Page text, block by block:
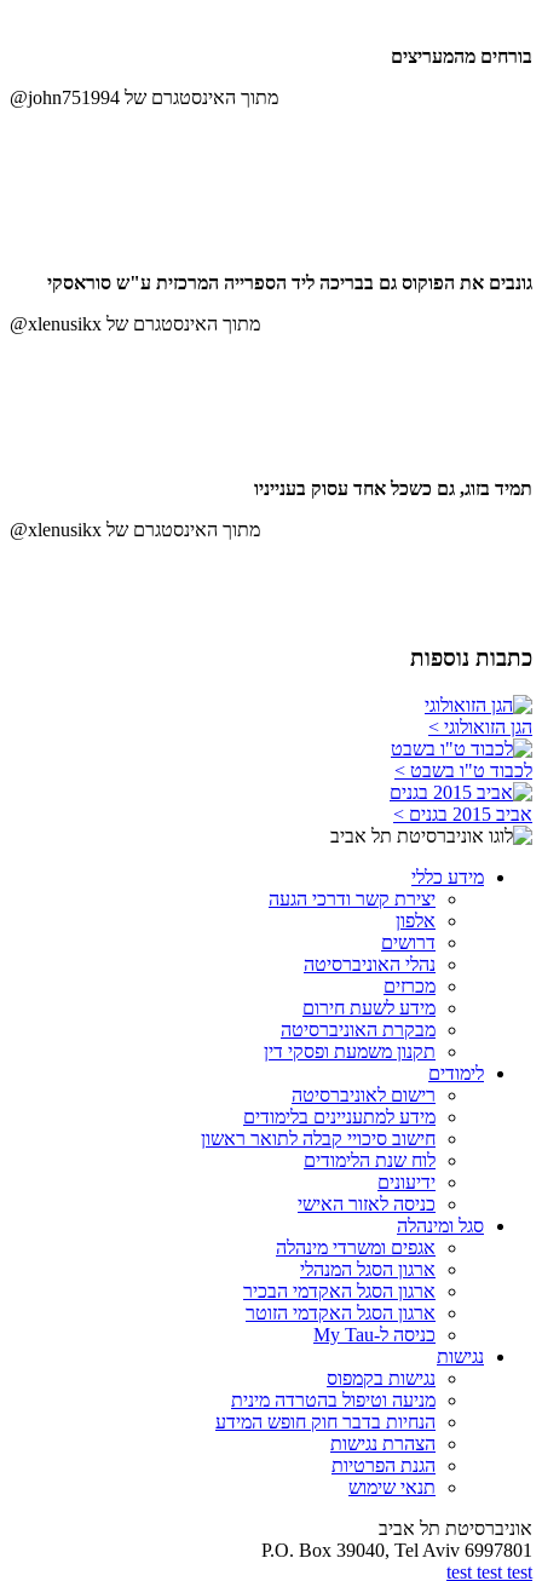
בורחים מהמעריצים
@john751994 מתוך האינסטגרם של
גונבים את הפוקוס גם בבריכה ליד הספרייה המרכזית ע"ש סוראסקי
@xlenusikx מתוך האינסטגרם של
תמיד בזוג, גם כשכל אחד עסוק בענייניו
@xlenusikx מתוך האינסטגרם של
כתבות נוספות
הגן הזואולוגי >
לכבוד ט"ו בשבט >
אביב 2015 בגנים >
מידע כללי
יצירת קשר ודרכי הגעה
אלפון
דרושים
נהלי האוניברסיטה
מכרזים
מידע לשעת חירום
מבקרת האוניברסיטה
תקנון משמעת ופסקי דין
לימודים
רישום לאוניברסיטה
מידע למתעניינים בלימודים
חישוב סיכויי קבלה לתואר ראשון
לוח שנת הלימודים
ידיעונים
כניסה לאזור האישי
סגל ומינהלה
אגפים ומשרדי מינהלה
ארגון הסגל המנהלי
ארגון הסגל האקדמי הבכיר
ארגון הסגל האקדמי הזוטר
כניסה ל-My Tau
נגישות
נגישות בקמפוס
מניעה וטיפול בהטרדה מינית
הנחיות בדבר חוק חופש המידע
הצהרת נגישות
הגנת הפרטיות
תנאי שימוש
אוניברסיטת תל אביב
P.O. Box 39040, Tel Aviv 6997801
test test test